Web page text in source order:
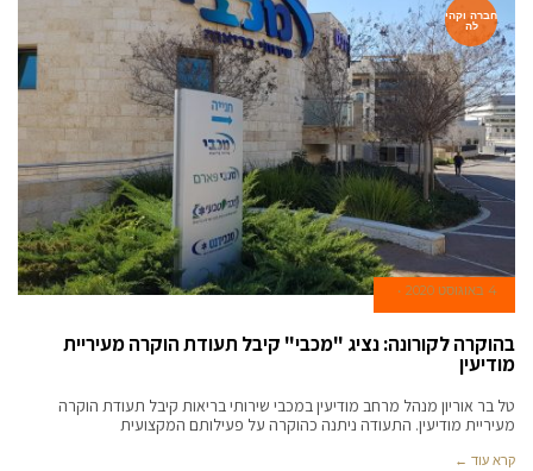
חברה וקהי
לה
4 באוגוסט 2020
בהוקרה לקורונה: נציג "מכבי" קיבל תעודת הוקרה מעיריית
מודיעין
טל בר אוריון מנהל מרחב מודיעין במכבי שירותי בריאות קיבל תעודת הוקרה
מעיריית מודיעין. התעודה ניתנה כהוקרה על פעילותם המקצועית
קרא עוד ←